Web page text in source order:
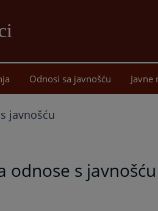
sadržaj
Odnosi sa javnošću Javne
javnošću
odnose s javnošću